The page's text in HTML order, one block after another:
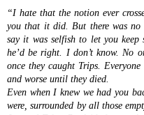
“I hate that the notion ever
you that it did. But there was
say it was selfish to let you keep
he’d be right. I don’t know. No
once they caught Trips.
and worse until they died.
Even when I knew we had you
were, surrounded by all those